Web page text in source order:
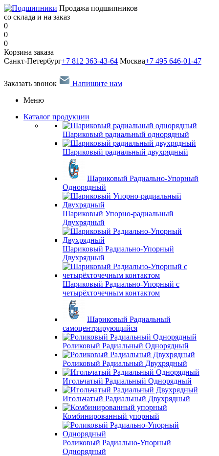
Продажа подшипников
со склада и на заказ
0
0
0
Корзина заказа
Санкт-Петербург+7 812 363-43-64 Москва+7 495 646-01-47
Заказать звонок
Напишите нам
Меню
Каталог продукции
Шариковый радиальный однорядный
Шариковый радиальный двухрядный
Шариковый Радиально-Упорный
Однорядный
Шариковый Упорно-радиальный
Двухрядный
Шариковый Радиально-Упорный
Двухрядный
Шариковый Радиально-Упорный с
четырёхточечным контактом
Шариковый Радиальный
самоцентрирующийся
Роликовый Радиальный Однорядный
Роликовый Радиальный Двухрядный
Игольчатый Радиальный Однорядный
Игольчатый Радиальный Двухрядный
Комбинированный упорный
Роликовый Радиально-Упорный
Однорядный